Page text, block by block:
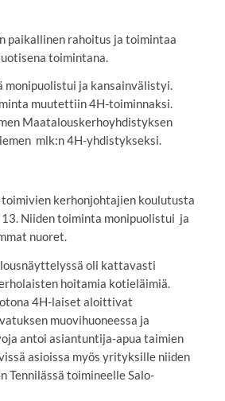
paikallinen rahoitus ja toimintaa
toimintana.
monipuolistui ja kansainvälistyi.
muutettiin 4H-toiminnaksi.
Maatalouskerhoyhdistyksen
mlk:n 4H-yhdistykseksi.
kerhonjohtajien koulutusta
Niiden toiminta monipuolistui ja
nuoret.
oli kattavasti
hoitamia kotieläimiä.
4H-laiset aloittivat
muovihuoneessa ja
antoi asiantuntija-apua taimien
asioissa myös yrityksille niiden
Tennilässä toimineelle Salo-